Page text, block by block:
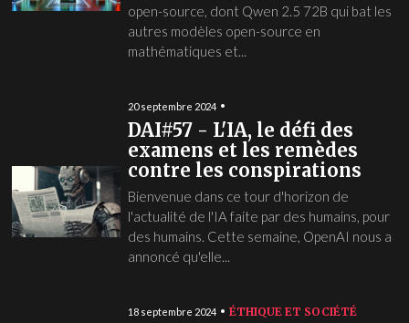
open-source, dont Qwen 2.5 72B qui bat les
autres modèles open-source en
mathématiques et...
20 septembre 2024
DAI#57 - L'IA, le défi des
examens et les remèdes
contre les conspirations
Bienvenue dans ce tour d'horizon de
l'actualité de l'IA faite par des humains, pour
des humains. Cette semaine, OpenAI nous a
annoncé qu'elle...
18 septembre 2024 ÉTHIQUE ET SOCIÉTÉ